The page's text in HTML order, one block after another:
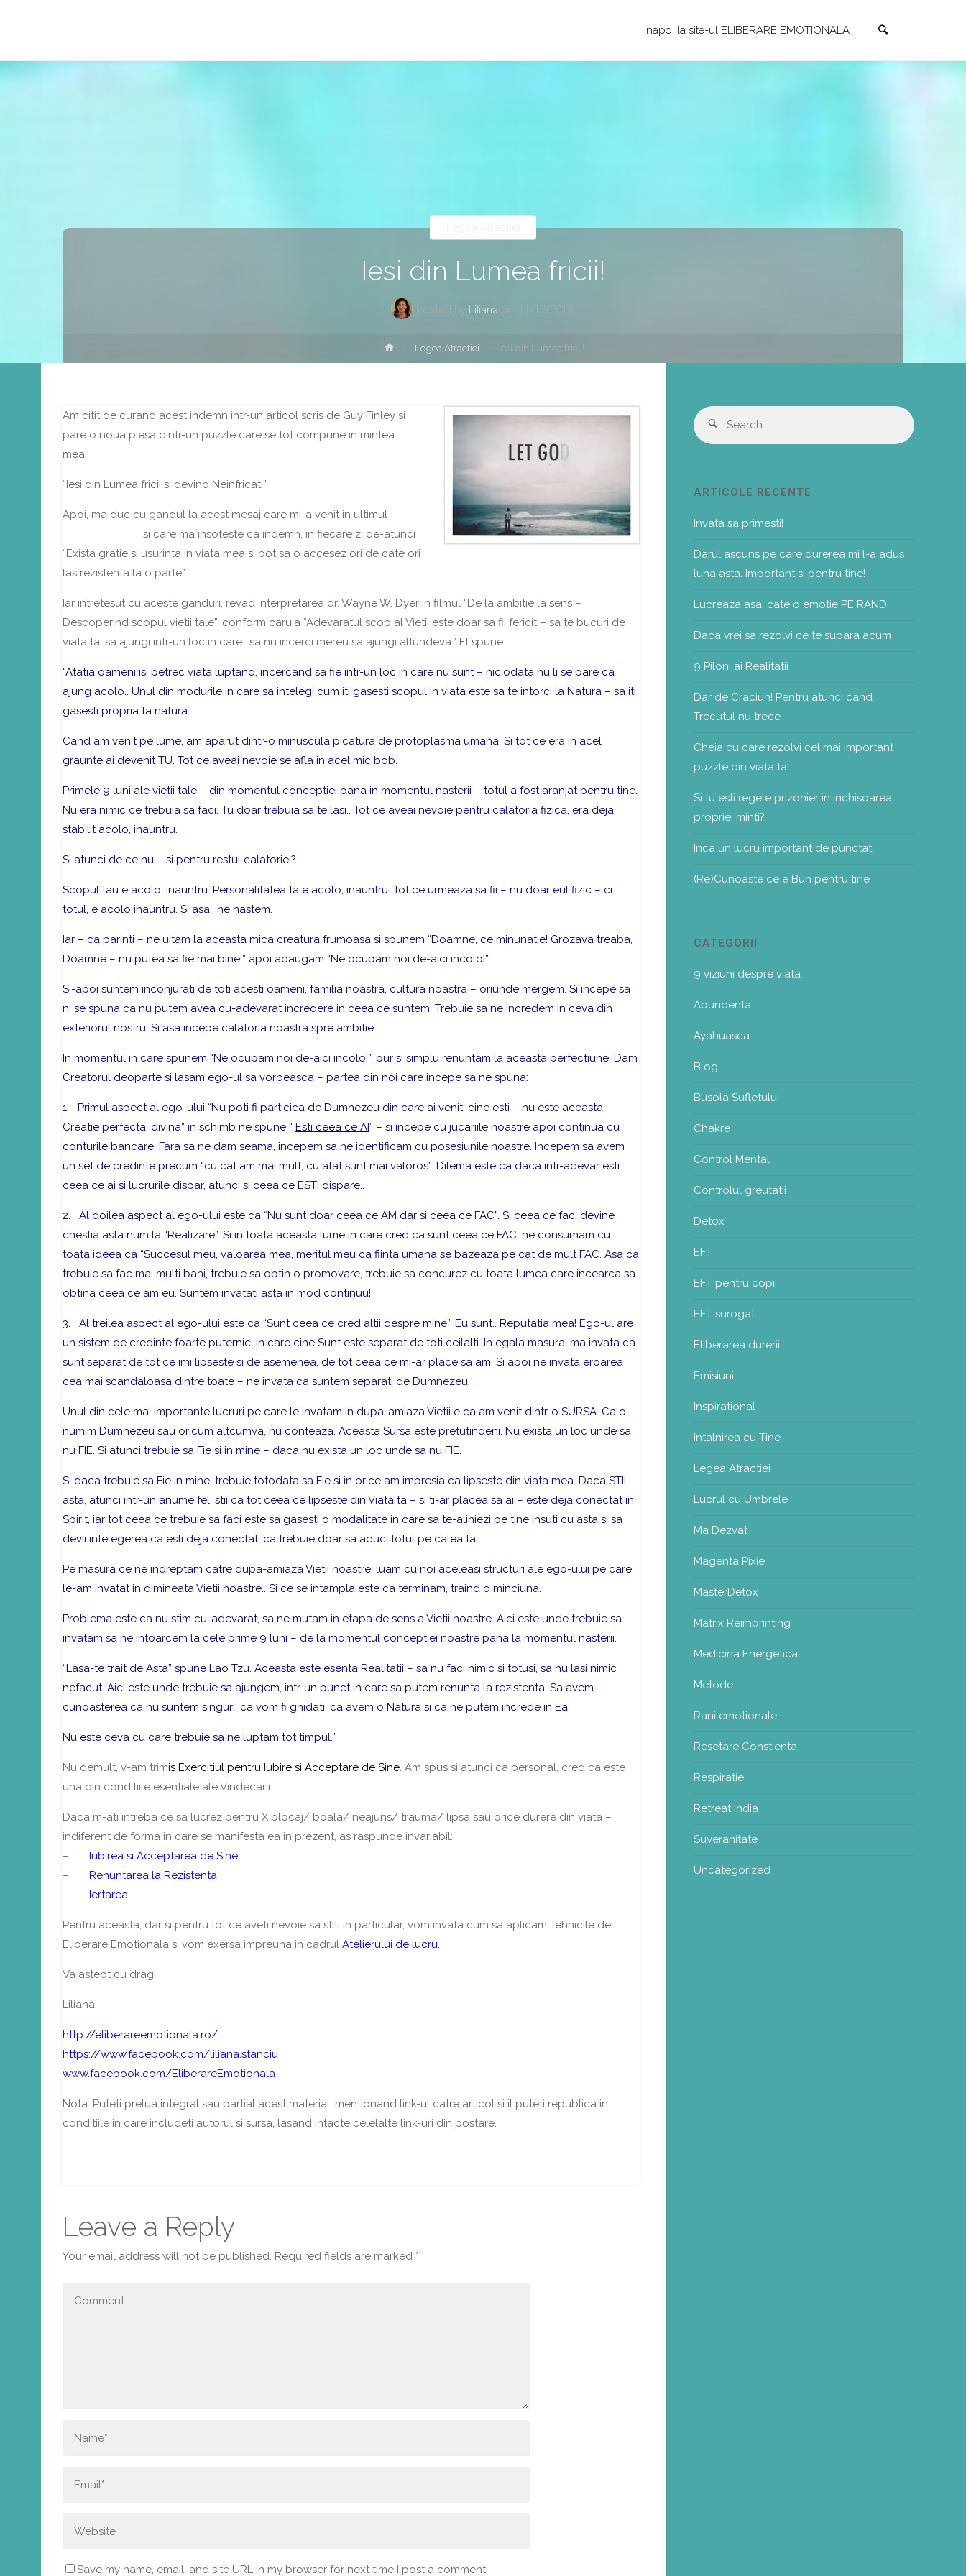
Inapoi la site-ul ELIBERARE EMOTIONALA
Iesi din Lumea fricii!
Posted by Liliana on 11/12/2013
HomeLegea Atractiei Iesi din Lumea fricii!
Am citit de curand acest indemn intr-un articol scris de Guy Finley si
pare o noua piesa dintr-un puzzle care se tot compune in mintea
mea..
“Iesi din Lumea fricii si devino Neinfricat!”
Apoi, ma duc cu gandul la acest mesaj care mi-a venit in ultimul
si care ma insoteste ca indemn, in fiecare zi de-atunci
“Exista gratie si usurinta in viata mea si pot sa o accesez ori de cate ori
las rezistenta la o parte”.
Iar intretesut cu aceste ganduri, revad interpretarea dr. Wayne W. Dyer in filmul “De la ambitie la sens –
Descoperind scopul vietii tale”, conform caruia “Adevaratul scop al Vietii este doar sa fii fericit – sa te bucuri de
viata ta; sa ajungi intr-un loc in care.. sa nu incerci mereu sa ajungi altundeva.” El spune:
“Atatia oameni isi petrec viata luptand, incercand sa fie intr-un loc in care nu sunt – niciodata nu li se pare ca
ajung acolo.. Unul din modurile in care sa intelegi cum iti gasesti scopul in viata este sa te intorci la Natura – sa iti
gasesti propria ta natura.
Cand am venit pe lume, am aparut dintr-o minuscula picatura de protoplasma umana. Si tot ce era in acel
graunte ai devenit TU. Tot ce aveai nevoie se afla in acel mic bob.
Primele 9 luni ale vietii tale – din momentul conceptiei pana in momentul nasterii – totul a fost aranjat pentru tine.
Nu era nimic ce trebuia sa faci. Tu doar trebuia sa te lasi.. Tot ce aveai nevoie pentru calatoria fizica, era deja
stabilit acolo, inauntru.
Si atunci de ce nu – si pentru restul calatoriei?
Scopul tau e acolo, inauntru. Personalitatea ta e acolo, inauntru. Tot ce urmeaza sa fii – nu doar eul fizic – ci
totul, e acolo inauntru. Si asa.. ne nastem.
Iar – ca parinti – ne uitam la aceasta mica creatura frumoasa si spunem “Doamne, ce minunatie! Grozava treaba,
Doamne – nu putea sa fie mai bine!” apoi adaugam “Ne ocupam noi de-aici incolo!”
Si-apoi suntem inconjurati de toti acesti oameni, familia noastra, cultura noastra – oriunde mergem. Si incepe sa
ni se spuna ca nu putem avea cu-adevarat incredere in ceea ce suntem. Trebuie sa ne incredem in ceva din
exteriorul nostru. Si asa incepe calatoria noastra spre ambitie.
In momentul in care spunem “Ne ocupam noi de-aici incolo!”, pur si simplu renuntam la aceasta perfectiune. Dam
Creatorul deoparte si lasam ego-ul sa vorbeasca – partea din noi care incepe sa ne spuna:
1. Primul aspect al ego-ului “Nu poti fi particica de Dumnezeu din care ai venit, cine esti – nu este aceasta
Creatie perfecta, divina” in schimb ne spune “ Esti ceea ce AI” – si incepe cu jucariile noastre apoi continua cu
conturile bancare. Fara sa ne dam seama, incepem sa ne identificam cu posesiunile noastre. Incepem sa avem
un set de credinte precum “cu cat am mai mult, cu atat sunt mai valoros”. Dilema este ca daca intr-adevar esti
ceea ce ai si lucrurile dispar, atunci si ceea ce ESTI dispare..
2. Al doilea aspect al ego-ului este ca “Nu sunt doar ceea ce AM dar si ceea ce FAC”. Si ceea ce fac, devine
chestia asta numita “Realizare”. Si in toata aceasta lume in care cred ca sunt ceea ce FAC, ne consumam cu
toata ideea ca “Succesul meu, valoarea mea, meritul meu ca fiinta umana se bazeaza pe cat de mult FAC. Asa ca
trebuie sa fac mai multi bani, trebuie sa obtin o promovare, trebuie sa concurez cu toata lumea care incearca sa
obtina ceea ce am eu. Suntem invatati asta in mod continuu!
3. Al treilea aspect al ego-ului este ca “Sunt ceea ce cred altii despre mine”. Eu sunt.. Reputatia mea! Ego-ul are
un sistem de credinte foarte puternic, in care cine Sunt este separat de toti ceilalti. In egala masura, ma invata ca
sunt separat de tot ce imi lipseste si de asemenea, de tot ceea ce mi-ar place sa am. Si apoi ne invata eroarea
cea mai scandaloasa dintre toate – ne invata ca suntem separati de Dumnezeu.
Unul din cele mai importante lucruri pe care le invatam in dupa-amiaza Vietii e ca am venit dintr-o SURSA. Ca o
numim Dumnezeu sau oricum altcumva, nu conteaza. Aceasta Sursa este pretutindeni. Nu exista un loc unde sa
nu FIE. Si atunci trebuie sa Fie si in mine – daca nu exista un loc unde sa nu FIE.
Si daca trebuie sa Fie in mine, trebuie totodata sa Fie si in orice am impresia ca lipseste din viata mea. Daca STII
asta, atunci intr-un anume fel, stii ca tot ceea ce lipseste din Viata ta – si ti-ar placea sa ai – este deja conectat in
Spirit, iar tot ceea ce trebuie sa faci este sa gasesti o modalitate in care sa te-aliniezi pe tine insuti cu asta si sa
devii intelegerea ca esti deja conectat, ca trebuie doar sa aduci totul pe calea ta.
Pe masura ce ne indreptam catre dupa-amiaza Vietii noastre, luam cu noi aceleasi structuri ale ego-ului pe care
le-am invatat in dimineata Vietii noastre.. Si ce se intampla este ca terminam, traind o minciuna.
Problema este ca nu stim cu-adevarat, sa ne mutam in etapa de sens a Vietii noastre. Aici este unde trebuie sa
invatam sa ne intoarcem la cele prime 9 luni – de la momentul conceptiei noastre pana la momentul nasterii.
“Lasa-te trait de Asta” spune Lao Tzu. Aceasta este esenta Realitatii – sa nu faci nimic si totusi, sa nu lasi nimic
nefacut. Aici este unde trebuie sa ajungem, intr-un punct in care sa putem renunta la rezistenta. Sa avem
cunoasterea ca nu suntem singuri, ca vom fi ghidati, ca avem o Natura si ca ne putem increde in Ea.
Nu este ceva cu care trebuie sa ne luptam tot timpul.”
Nu demult, v-am trimis Exercitiul pentru Iubire si Acceptare de Sine. Am spus si atunci ca personal, cred ca este
una din conditiile esentiale ale Vindecarii.
Daca m-ati intreba ce sa lucrez pentru X blocaj/ boala/ neajuns/ trauma/ lipsa sau orice durere din viata –
indiferent de forma in care se manifesta ea in prezent, as raspunde invariabil:
–
Iubirea si Acceptarea de Sine
– Renuntarea la Rezistenta
– Iertarea
Pentru aceasta, dar si pentru tot ce aveti nevoie sa stiti in particular, vom invata cum sa aplicam Tehnicile de
Eliberare Emotionala si vom exersa impreuna in cadrul Atelierului de lucru.
Va astept cu drag!
Liliana
http://eliberareemotionala.ro/
https://www.facebook.com/liliana.stanciu
www.facebook.com/EliberareEmotionala
Nota: Puteti prelua integral sau partial acest material, mentionand link-ul catre articol si il puteti republica in
conditiile in care includeti autorul si sursa, lasand intacte celelalte link-uri din postare.
Leave a Reply
Your email address will not be published. Required fields are marked *
Save my name, email, and site URL in my browser for next time I post a comment.
Search
ARTICOLE RECENTE
Invata sa primesti!
Darul ascuns pe care durerea mi l-a adus
luna asta. Important si pentru tine!
Lucreaza asa, cate o emotie PE RAND
Daca vrei sa rezolvi ce te supara acum
9 Piloni ai Realitatii
Dar de Craciun! Pentru atunci cand
Trecutul nu trece
Cheia cu care rezolvi cel mai important
puzzle din viata ta!
Si tu esti regele prizonier in inchisoarea
propriei minti?
Inca un lucru important de punctat
(Re)Cunoaste ce e Bun pentru tine
CATEGORII
9 viziuni despre viata
Abundenta
Ayahuasca
Blog
Busola Sufletului
Chakre
Control Mental
Controlul greutatii
Detox
EFT
EFT pentru copii
EFT surogat
Eliberarea durerii
Emisiuni
Inspirational
Intalnirea cu Tine
Legea Atractiei
Lucrul cu Umbrele
Ma Dezvat
Magenta Pixie
MasterDetox
Matrix Reimprinting
Medicina Energetica
Metode
Rani emotionale
Resetare Constienta
Respiratie
Retreat India
Suveranitate
Uncategorized